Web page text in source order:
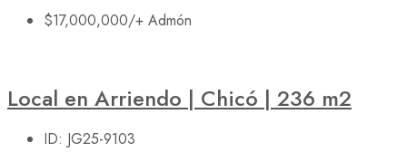
$17,000,000/+ Admón
Local en Arriendo | Chicó | 236 m2
ID: JG25-9103